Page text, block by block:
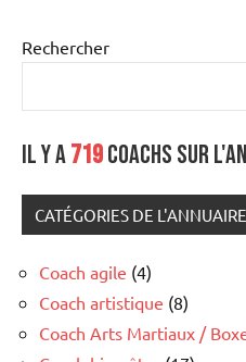
Rechercher
Il y a719coachs sur
CATÉGORIES DE L'ANNUAIRE
Coach agile (4)
Coach artistique (8)
Coach Arts Martiaux /